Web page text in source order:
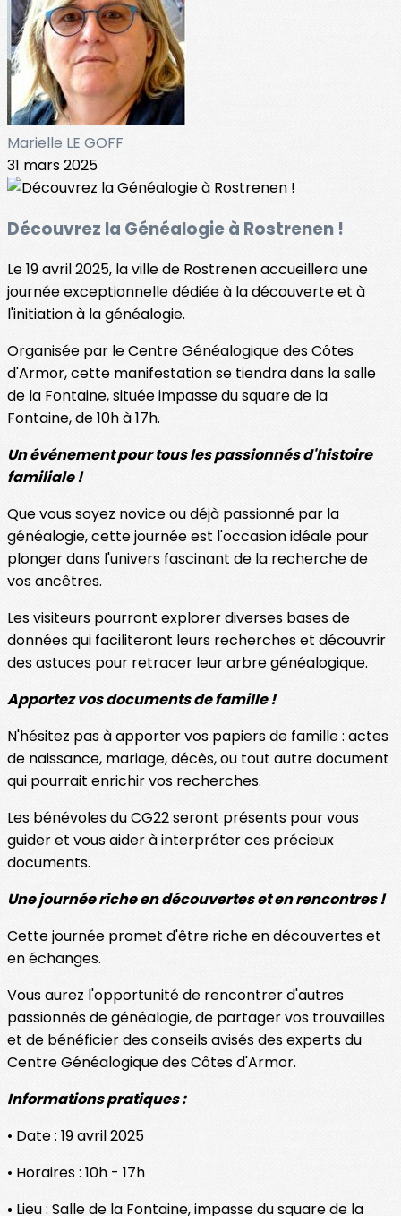
Marielle LE GOFF
31 mars 2025
Découvrez la Généalogie à Rostrenen !
Le 19 avril 2025, la ville de Rostrenen accueillera une
journée exceptionnelle dédiée à la découverte et à
l'initiation à la généalogie.
Organisée par le Centre Généalogique des Côtes
d'Armor, cette manifestation se tiendra dans la salle
de la Fontaine, située impasse du square de la
Fontaine, de 10h à 17h.
Un événement pour tous les passionnés d'histoire
familiale !
Que vous soyez novice ou déjà passionné par la
généalogie, cette journée est l'occasion idéale pour
plonger dans l'univers fascinant de la recherche de
vos ancêtres.
Les visiteurs pourront explorer diverses bases de
données qui faciliteront leurs recherches et découvrir
des astuces pour retracer leur arbre généalogique.
Apportez vos documents de famille !
N'hésitez pas à apporter vos papiers de famille : actes
de naissance, mariage, décès, ou tout autre document
qui pourrait enrichir vos recherches.
Les bénévoles du CG22 seront présents pour vous
guider et vous aider à interpréter ces précieux
documents.
Une journée riche en découvertes et en rencontres !
Cette journée promet d'être riche en découvertes et
en échanges.
Vous aurez l'opportunité de rencontrer d'autres
passionnés de généalogie, de partager vos trouvailles
et de bénéficier des conseils avisés des experts du
Centre Généalogique des Côtes d'Armor.
Informations pratiques :
• Date : 19 avril 2025
• Horaires : 10h - 17h
• Lieu : Salle de la Fontaine, impasse du square de la